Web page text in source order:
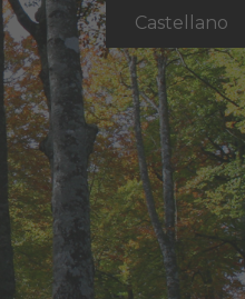
Castellano